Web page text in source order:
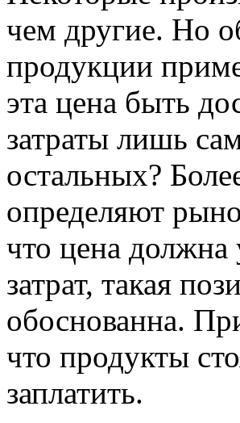
чем другие. Но
продукции
эта цена быть
затраты лишь
остальных?
определяют
что цена должна
затрат, такая
обоснованна.
что продукты
заплатить.